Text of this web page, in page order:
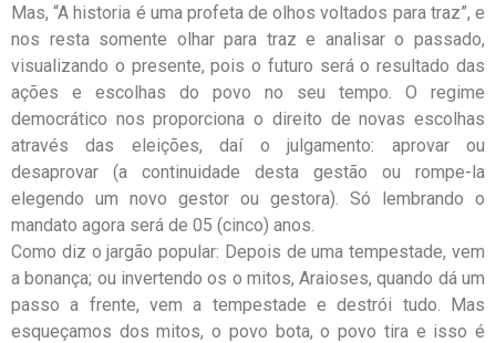
Mas, “A historia é uma profeta de olhos voltados para traz”, e
nos resta somente olhar para traz e analisar o passado,
visualizando o presente, pois o futuro será o resultado das
ações e escolhas do povo no seu tempo. O regime
democrático nos proporciona o direito de novas escolhas
através das eleições, daí o julgamento: aprovar ou
desaprovar (a continuidade desta gestão ou rompe-la
elegendo um novo gestor ou gestora). Só lembrando o
mandato agora será de 05 (cinco) anos.
Como diz o jargão popular: Depois de uma tempestade, vem
a bonança; ou invertendo os o mitos, Araioses, quando dá um
passo a frente, vem a tempestade e destrói tudo. Mas
esqueçamos dos mitos, o povo bota, o povo tira e isso é